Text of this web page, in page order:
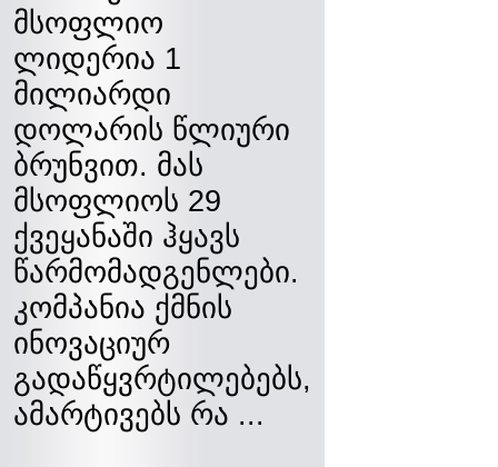
მსოფლიო
ლიდერია 1
მილიარდი
დოლარის წლიური
ბრუნვით. მას
მსოფლიოს 29
ქვეყანაში ჰყავს
წარმომადგენლები.
კომპანია ქმნის
ინოვაციურ
გადაწყვრტილებებს,
ამარტივებს რა ...